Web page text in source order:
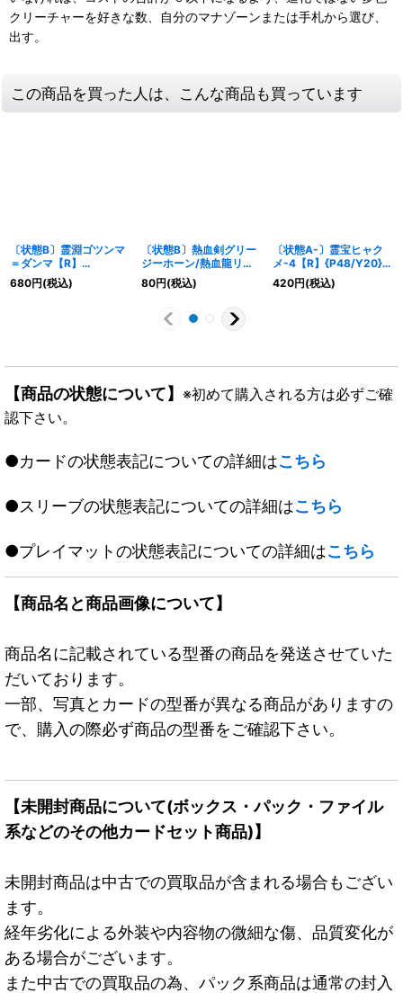
クリーチャーを好きな数、自分のマナゾーンまたは手札から選び、
出す。
この商品を買った人は、こんな商品も買っています
〔状態B〕霊淵ゴツンマ
＝ダンマ【R】
{P24/Y23}《闇》
680円(税込)
〔状態B〕熱血剣グリー
ジーホーン/熱血龍リト
ルビッグホーン【U】
{DMR1363b/110/63a/
80円(税込)
〔状態A-〕霊宝ヒャク
メ-4【R】{P48/Y20}
《多》
420円(税込)
【商品の状態について】 ※初めて購入される方は必ずご確
認下さい。
●カードの状態表記についての詳細はこちら
●スリーブの状態表記についての詳細はこちら
●プレイマットの状態表記についての詳細はこちら
【商品名と商品画像について】
商品名に記載されている型番の商品を発送させていた
だいております。
一部、写真とカードの型番が異なる商品がありますの
で、購入の際必ず商品の型番をご確認下さい。
【未開封商品について(ボックス・パック・ファイル
系などのその他カードセット商品)】
未開封商品は中古での買取品が含まれる場合もござい
ます。
経年劣化による外装や内容物の微細な傷、品質変化が
ある場合がございます。
また中古での買取品の為、パック系商品は通常の封入